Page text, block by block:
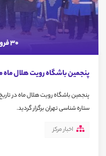
30 فروردین 1393
پنجمین باشگاه رویت هلال ماه
ستاره شناسی تهران برگزار گردید.
اخبار مرکز